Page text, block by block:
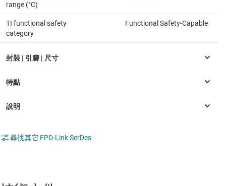
range (°C)
TI functional safety
category
Functional Safety-Capable
尋找其它 FPD-Link SerDes